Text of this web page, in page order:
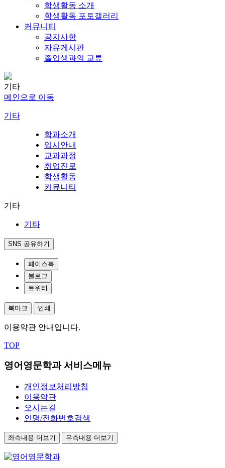
학생활동 소개
학생활동 포토갤러리
커뮤니티
공지사항
자유게시판
졸업생과의 교류
기타
메인으로 이동
기타
학과소개
입시안내
교과과정
취업진로
학생활동
커뮤니티
기타
기타
SNS 공유하기
페이스북
블로그
트위터
북마크 인쇄
이용약관 안내입니다.
TOP
영어영문학과 서비스메뉴
개인정보처리방침
이용약관
오시는길
인명/전화번호검색
좌측내용 더보기 우측내용 더보기